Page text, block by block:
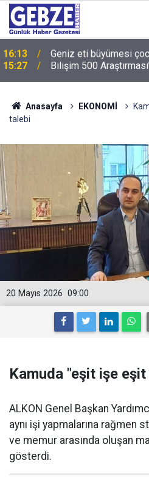
15:27 Bilişim 500
Anasayfa EKONOMİ
talebi
09:00
20 Mayıs 2026
Kamuda "eşit işe
ALKON Genel Başkan
aynı işi yapmalarına rağmen
ve memur arasında oluşan
gösterdi.